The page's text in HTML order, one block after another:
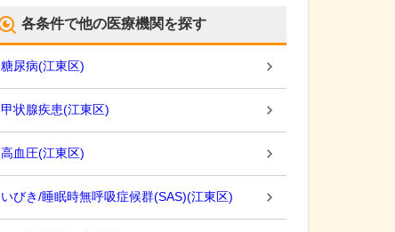
各条件で他の医療機関を探す
糖尿病(江東区)
甲状腺疾患(江東区)
高血圧(江東区)
いびき/睡眠時無呼吸症候群(SAS)(江東区)